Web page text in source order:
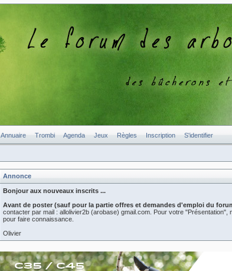
Annuaire Trombi Agenda Jeux Règles Inscription S'identifier
Annonce
Bonjour aux nouveaux inscrits ...
Avant de poster (sauf pour la partie offres et demandes d'emploi du
contacter par mail : allolivier2b (arobase) gmail.com. Pour votre
pour faire connaissance.
Olivier